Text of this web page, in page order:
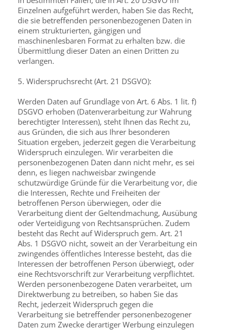
Einzelnen aufgeführt werden, haben Sie das Recht,
die sie betreffenden personenbezogenen Daten in
einem strukturierten, gängigen und
maschinenlesbaren Format zu erhalten bzw. die
Übermittlung dieser Daten an einen Dritten zu
verlangen.
5. Widerspruchsrecht (Art. 21 DSGVO):
Werden Daten auf Grundlage von Art. 6 Abs. 1 lit. f)
DSGVO erhoben (Datenverarbeitung zur Wahrung
berechtigter Interessen), steht Ihnen das Recht zu,
aus Gründen, die sich aus Ihrer besonderen
Situation ergeben, jederzeit gegen die Verarbeitung
Widerspruch einzulegen. Wir verarbeiten die
personenbezogenen Daten dann nicht mehr, es sei
denn, es liegen nachweisbar zwingende
schutzwürdige Gründe für die Verarbeitung vor, die
die Interessen, Rechte und Freiheiten der
betroffenen Person überwiegen, oder die
Verarbeitung dient der Geltendmachung, Ausübung
oder Verteidigung von Rechtsansprüchen. Zudem
besteht das Recht auf Widerspruch gem. Art. 21
Abs. 1 DSGVO nicht, soweit an der Verarbeitung ein
zwingendes öffentliches Interesse besteht, das die
Interessen der betroffenen Person überwiegt, oder
eine Rechtsvorschrift zur Verarbeitung verpflichtet.
Werden personenbezogene Daten verarbeitet, um
Direktwerbung zu betreiben, so haben Sie das
Recht, jederzeit Widerspruch gegen die
Verarbeitung sie betreffender personenbezogener
Daten zum Zwecke derartiger Werbung einzulegen